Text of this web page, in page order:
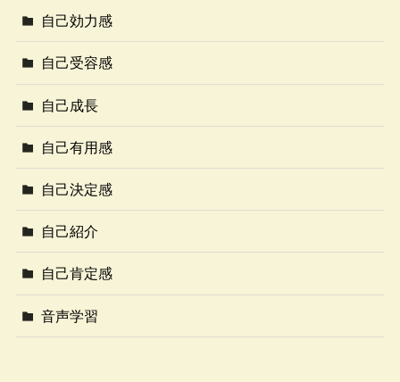
自己効力感
自己受容感
自己成長
自己有用感
自己決定感
自己紹介
自己肯定感
音声学習